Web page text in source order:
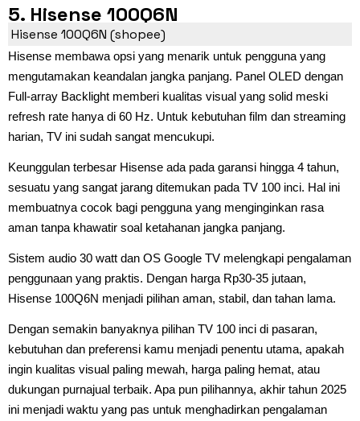
5. Hisense 100Q6N
Hisense 100Q6N (shopee)
Hisense membawa opsi yang menarik untuk pengguna yang
mengutamakan keandalan jangka panjang. Panel OLED dengan
Full-array Backlight memberi kualitas visual yang solid meski
refresh rate hanya di 60 Hz. Untuk kebutuhan film dan streaming
harian, TV ini sudah sangat mencukupi.
Keunggulan terbesar Hisense ada pada garansi hingga 4 tahun,
sesuatu yang sangat jarang ditemukan pada TV 100 inci. Hal ini
membuatnya cocok bagi pengguna yang menginginkan rasa
aman tanpa khawatir soal ketahanan jangka panjang.
Sistem audio 30 watt dan OS Google TV melengkapi pengalaman
penggunaan yang praktis. Dengan harga Rp30-35 jutaan,
Hisense 100Q6N menjadi pilihan aman, stabil, dan tahan lama.
Dengan semakin banyaknya pilihan TV 100 inci di pasaran,
kebutuhan dan preferensi kamu menjadi penentu utama, apakah
ingin kualitas visual paling mewah, harga paling hemat, atau
dukungan purnajual terbaik. Apa pun pilihannya, akhir tahun 2025
ini menjadi waktu yang pas untuk menghadirkan pengalaman